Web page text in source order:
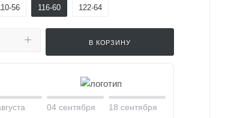
56 116-60 122-64
В КОРЗИНУ
04 сентября 18 сентября